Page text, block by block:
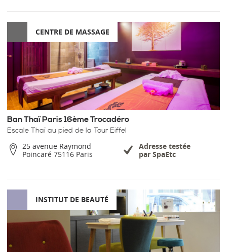
CENTRE DE MASSAGE
Ban Thaï Paris 16ème Trocadéro
Escale Thaï au pied de la Tour Eiffel
25 avenue Raymond
Poincaré 75116 Paris
Adresse testée
par SpaEtc
INSTITUT DE BEAUTÉ